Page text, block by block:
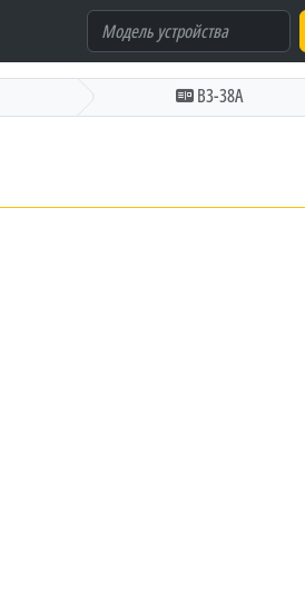
В3-38А